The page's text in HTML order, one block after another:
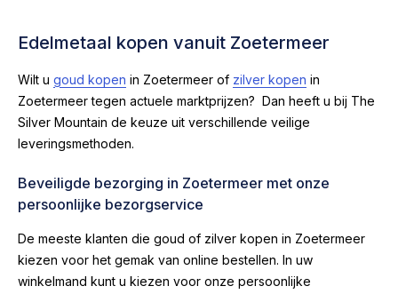
Edelmetaal kopen vanuit Zoetermeer
Wilt u goud kopen in Zoetermeer of zilver kopen in
Zoetermeer tegen actuele marktprijzen? Dan heeft u bij The
Silver Mountain de keuze uit verschillende veilige
leveringsmethoden.
Beveiligde bezorging in Zoetermeer met onze
persoonlijke bezorgservice
De meeste klanten die goud of zilver kopen in Zoetermeer
kiezen voor het gemak van online bestellen. In uw
winkelmand kunt u kiezen voor onze persoonlijke